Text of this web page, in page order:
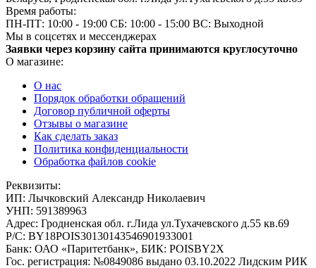
Время работы:
ПН-ПТ: 10:00 - 19:00 СБ: 10:00 - 15:00 ВС: Выходной
Мы в соцсетях и мессенджерах
Заявки через корзину сайта принимаются круглосуточно
О магазине:
О нас
Порядок обработки обращений
Договор публичной оферты
Отзывы о магазине
Как сделать заказ
Политика конфиденциальности
Обработка файлов cookie
Реквизиты:
ИП: Лычковский Александр Николаевич
УНП: 591389963
Адрес: Гродненская обл. г.Лида ул.Тухачевского д.55 кв.69
Р/С: BY18POIS30130143546901933001
Банк: ОАО «Паритетбанк», БИК: POISBY2X
Гос. регистрация: №0849086 выдано 03.10.2022 Лидским РИК